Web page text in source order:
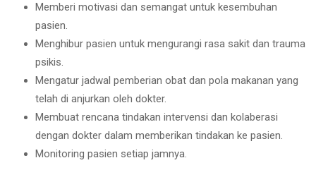
Memberi motivasi dan semangat untuk kesembuhan
pasien.
Menghibur pasien untuk mengurangi rasa sakit dan trauma
psikis.
Mengatur jadwal pemberian obat dan pola makanan yang
telah di anjurkan oleh dokter.
Membuat rencana tindakan intervensi dan kolaberasi
dengan dokter dalam memberikan tindakan ke pasien.
Monitoring pasien setiap jamnya.